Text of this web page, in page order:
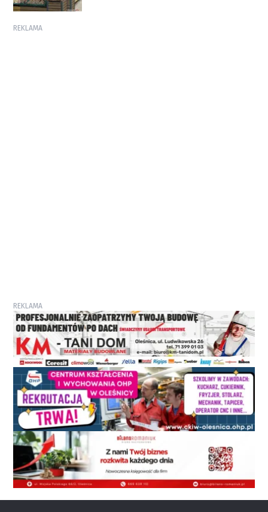
REKLAMA
REKLAMA